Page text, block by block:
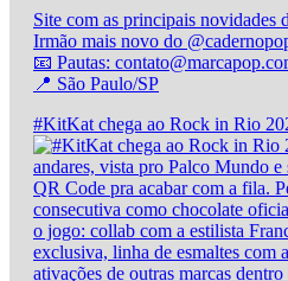
Site com as principais novidades
Irmão mais novo do
📧 Pautas:
📍 São Paulo/SP
#KitKat chega ao Rock in Rio